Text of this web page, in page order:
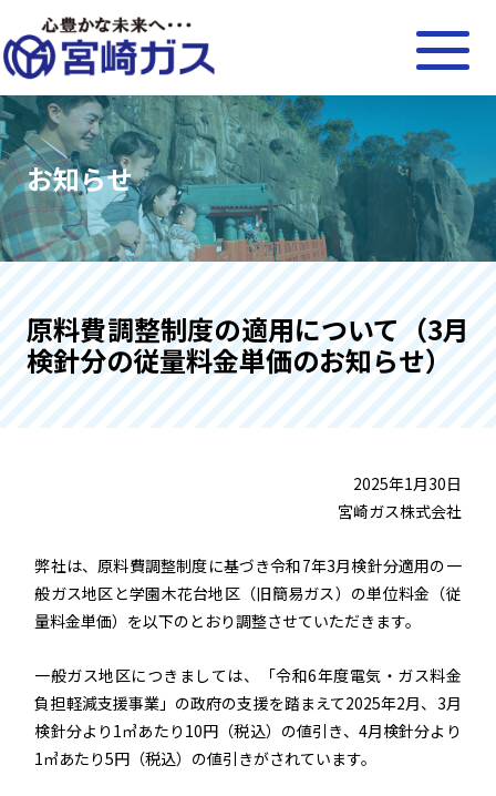
お知らせ
原料費調整制度の適用について（3月
検針分の従量料金単価のお知らせ）
2025年1月30日
宮崎ガス株式会社
弊社は、原料費調整制度に基づき令和7年3月検針分適用の一
般ガス地区と学園木花台地区（旧簡易ガス）の単位料金（従
量料金単価）を以下のとおり調整させていただきます。
一般ガス地区につきましては、「令和6年度電気・ガス料金
負担軽減支援事業」の政府の支援を踏まえて2025年2月、3月
検針分より1㎥あたり10円（税込）の値引き、4月検針分より
1㎥あたり5円（税込）の値引きがされています。